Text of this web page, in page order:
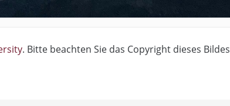
. Bitte beachten Sie das Copyright dieses Bildes